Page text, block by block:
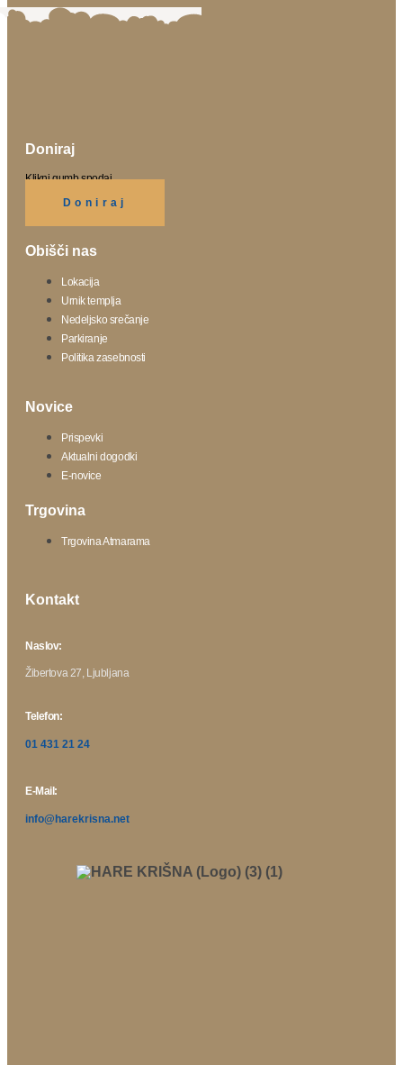
Doniraj
Klikni gumb spodaj.
Doniraj
Obišči nas
Lokacija
Urnik templja
Nedeljsko srečanje
Parkiranje
Politika zasebnosti
Novice
Prispevki
Aktualni dogodki
E-novice
Trgovina
Trgovina Atmarama
Kontakt
Naslov:
Žibertova 27, Ljubljana
Telefon:
01 431 21 24
E-Mail:
info@harekrisna.net